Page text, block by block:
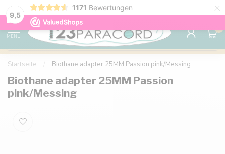
9,5
1171 Bewertungen ×
Kostenlose Lieferung nach Hause ab 150 €
MENU
0
Startseite Biothane adapter 25MM Passion pink/Messing
Biothane adapter 25MM Passion
pink/Messing